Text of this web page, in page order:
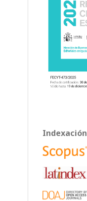
Indexación